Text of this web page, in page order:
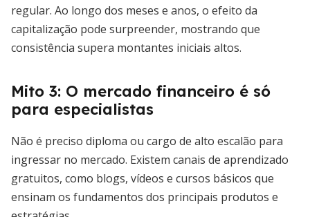
regular. Ao longo dos meses e anos, o efeito da
capitalização pode surpreender, mostrando que
consistência supera montantes iniciais altos.
Mito 3: O mercado financeiro é só
para especialistas
Não é preciso diploma ou cargo de alto escalão para
ingressar no mercado. Existem canais de aprendizado
gratuitos, como blogs, vídeos e cursos básicos que
ensinam os fundamentos dos principais produtos e